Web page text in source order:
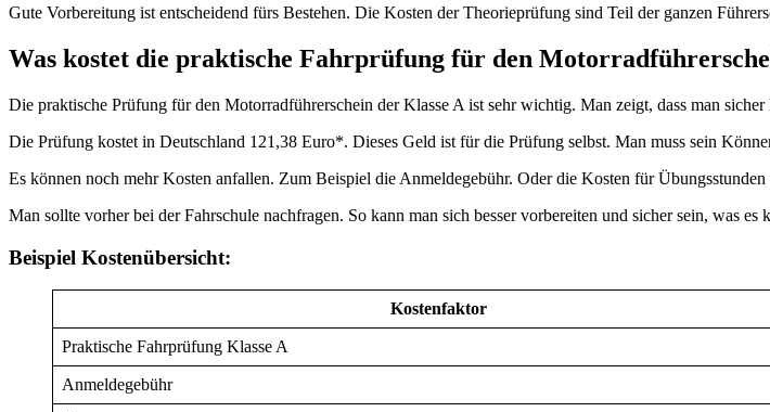
Gute Vorbereitung ist entscheidend fürs Bestehen. Die Kosten der Theorieprüfung sind Teil der ganzen
Was kostet die praktische Fahrprüfung für den
Die praktische Prüfung für den Motorradführerschein der Klasse A ist sehr wichtig. Man zeigt, dass man
Die Prüfung kostet in Deutschland 121,38 Euro*. Dieses Geld ist für die Prüfung selbst. Man muss sein
Es können noch mehr Kosten anfallen. Zum Beispiel die Anmeldegebühr. Oder die Kosten für
Man sollte vorher bei der Fahrschule nachfragen. So kann man sich besser vorbereiten und sicher sein, was es
Beispiel Kostenübersicht:
Kostenfaktor
Praktische Fahrprüfung Klasse A
Anmeldegebühr